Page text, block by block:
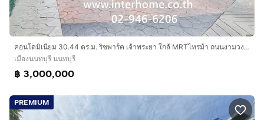
คอนโดมิเนียม 30.44 ตร.ม. ริชพาร์ค เจ้าพระยา ใกล้ MRTไทรม้า ถนนงามวงศ์วาน เมืองนนทบุรี นนทบุรี
เมืองนนทบุรี นนทบุรี
฿ 3,000,000
PREMIUM